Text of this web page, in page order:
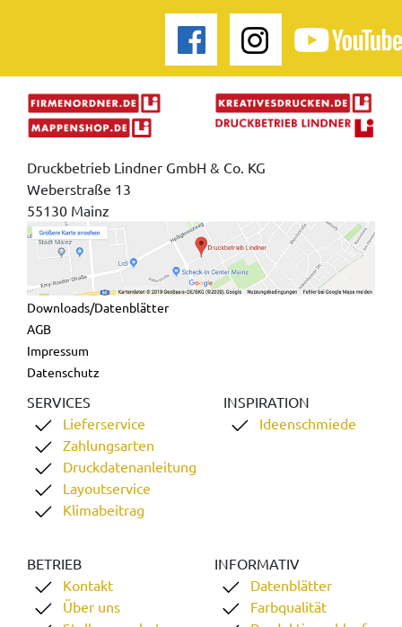
Druckbetrieb Lindner GmbH & Co. KG
Weberstraße 13
55130 Mainz
Downloads/Datenblätter
AGB
Impressum
Datenschutz
SERVICES
Lieferservice
Zahlungsarten
Druckdatenanleitung
Layoutservice
Klimabeitrag
INSPIRATION
Ideenschmiede
BETRIEB
Kontakt
Über uns
INFORMATIV
Datenblätter
Farbqualität